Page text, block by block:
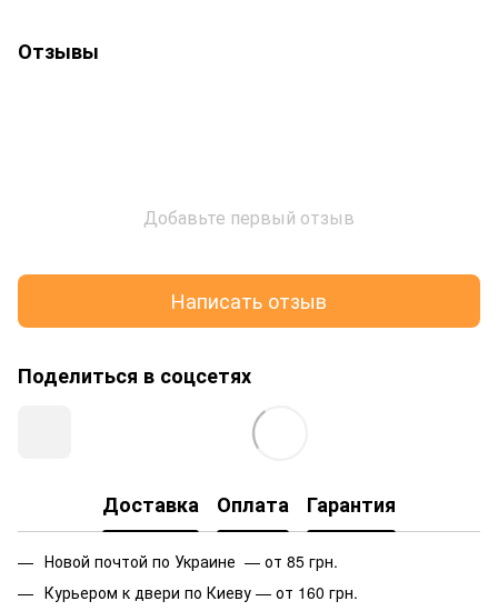
Отзывы
Добавьте первый отзыв
Написать отзыв
Поделиться в соцсетях
Доставка Оплата Гарантия
Новой почтой по Украине — от 85 грн.
Курьером к двери по Киеву — от 160 грн.